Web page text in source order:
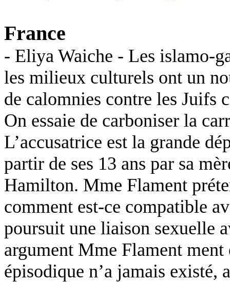
France
- Eliya Waiche - Les islamo-
les milieux culturels ont un
de calomnies contre les Juifs
On essaie de carboniser la
L’accusatrice est la grande
partir de ses 13 ans par sa
Hamilton. Mme Flament
comment est-ce compatible
poursuit une liaison sexuelle
argument Mme Flament ment
épisodique n’a jamais existé,